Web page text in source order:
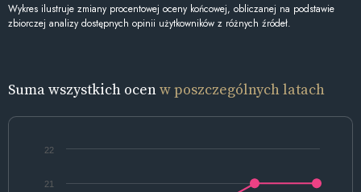
Wykres ilustruje zmiany procentowej oceny końcowej, obliczanej na podstawie
zbiorczej analizy dostępnych opinii użytkowników z różnych źródeł.
Suma wszystkich ocenw poszczególnych latach
21
22